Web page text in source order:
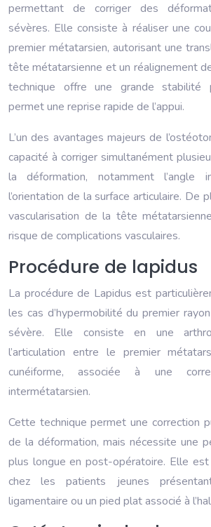
permettant de corriger des
sévères. Elle consiste à réaliser une
premier métatarsien, autorisant une
tête métatarsienne et un réalignement
technique offre une grande stabilité
permet une reprise rapide de l’appui.
L’un des avantages majeurs de
capacité à corriger simultanément
la déformation, notamment l’angle
l’orientation de la surface articulaire. De
vascularisation de la tête
risque de complications vasculaires.
Procédure de lapidus
La procédure de Lapidus est
les cas d’hypermobilité du premier
sévère. Elle consiste en une
l’articulation entre le premier
cunéiforme, associée à une
intermétatarsien.
Cette technique permet une correction
de la déformation, mais nécessite une
plus longue en post-opératoire. Elle
chez les patients jeunes
ligamentaire ou un pied plat associé à